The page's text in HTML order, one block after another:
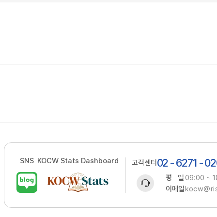
SNS KOCW Stats Dashboard 고객센터 02 - 6271 -
평 일09:00 ~
이메일